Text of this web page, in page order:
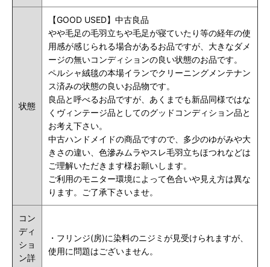
状態
【GOOD USED】中古良品
やや毛足の毛羽立ちや毛足が寝ていたり等の経年の使
用感が感じられる場合があるお品ですが、大きなダメ
ージの無いコンディションの良い状態のお品です。
ペルシャ絨毯の本場イランでクリーニングメンテナン
ス済みの状態の良いお品物です。
良品と呼べるお品ですが、あくまでも新品同様ではな
くヴィンテージ品としてのグッドコンディション品と
お考え下さい。
中古ハンドメイドの商品ですので、多少のゆがみや大
きさの違い、色滲みムラやスレ毛羽立ちほつれなどは
ご理解いただきます様お願いします。
ご利用のモニター環境によって色合いや見え方は異な
ります。ご了承下さいませ。
コン
ディ
ショ
ン詳
・フリンジ(房)に染料のニジミが見受けられますが、
使用に問題はございません。